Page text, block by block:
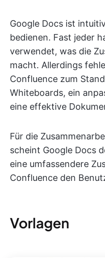
Google Docs ist
bedienen. Fast jeder
verwendet, was die
macht. Allerdings
Confluence zum
Whiteboards, ein
eine effektive
Für die
scheint Google Docs
eine umfassendere
Confluence den
Vorlagen